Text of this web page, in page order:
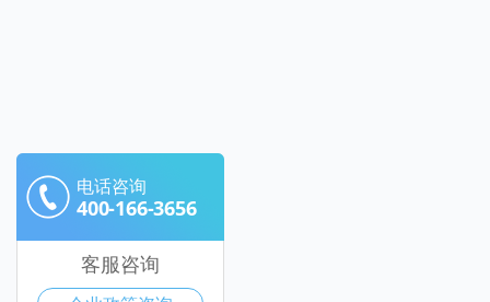
电话咨询
400-166-3656
客服咨询